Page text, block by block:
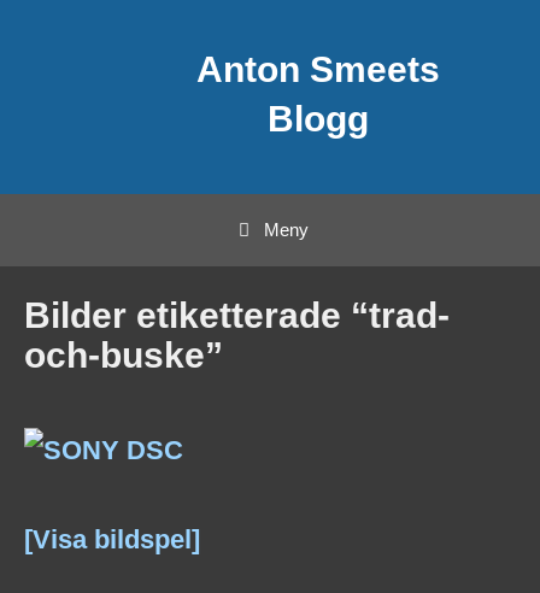
Anton Smeets
Blogg
Meny
Bilder etiketterade “trad-
och-buske”
[Visa bildspel]